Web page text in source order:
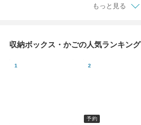
もっと見る
収納ボックス・かごの人気ランキング
予約